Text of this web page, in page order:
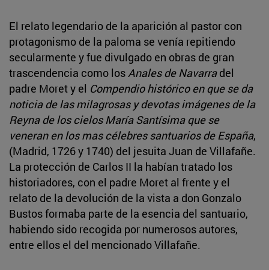
El relato legendario de la aparición al pastor con
protagonismo de la paloma se venía repitiendo
secularmente y fue divulgado en obras de gran
trascendencia como los Anales de Navarradel
padre Moret y el Compendio histórico en que se da
noticia de las milagrosas y devotas imágenes de la
Reyna de los cielos María Santísima que se
veneran en los mas célebres santuarios de España,
(Madrid, 1726 y 1740) del jesuita Juan de Villafañe.
La protección de Carlos II la habían tratado los
historiadores, con el padre Moret al frente y el
relato de la devolución de la vista a don Gonzalo
Bustos formaba parte de la esencia del santuario,
habiendo sido recogida por numerosos autores,
entre ellos el del mencionado Villafañe.